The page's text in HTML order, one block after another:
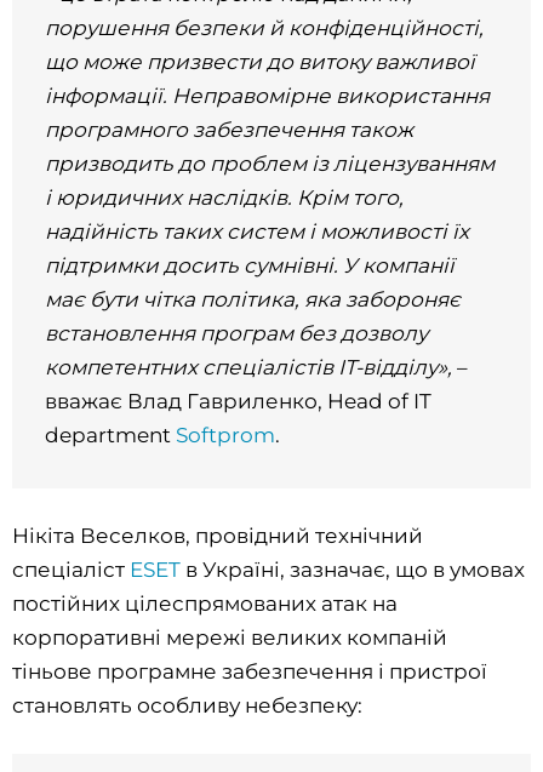
порушення безпеки й конфіденційності,
що може призвести до витоку важливої
інформації. Неправомірне використання
програмного забезпечення також
призводить до проблем із ліцензуванням
і юридичних наслідків. Крім того,
надійність таких систем і можливості їх
підтримки досить сумнівні. У компанії
має бути чітка політика, яка забороняє
встановлення програм без дозволу
компетентних спеціалістів ІТ-відділу», –
вважає Влад Гавриленко, Head of IT
department Softprom.
Нікіта Веселков, провідний технічний
спеціаліст ESET в Україні, зазначає, що в умовах
постійних цілеспрямованих атак на
корпоративні мережі великих компаній
тіньове програмне забезпечення і пристрої
становлять особливу небезпеку: